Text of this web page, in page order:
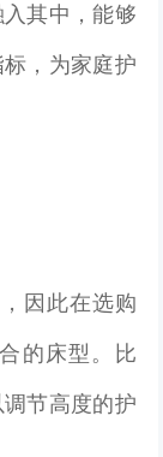
其中，能够
，为家庭护
因此在选购
的床型。比
节高度的护